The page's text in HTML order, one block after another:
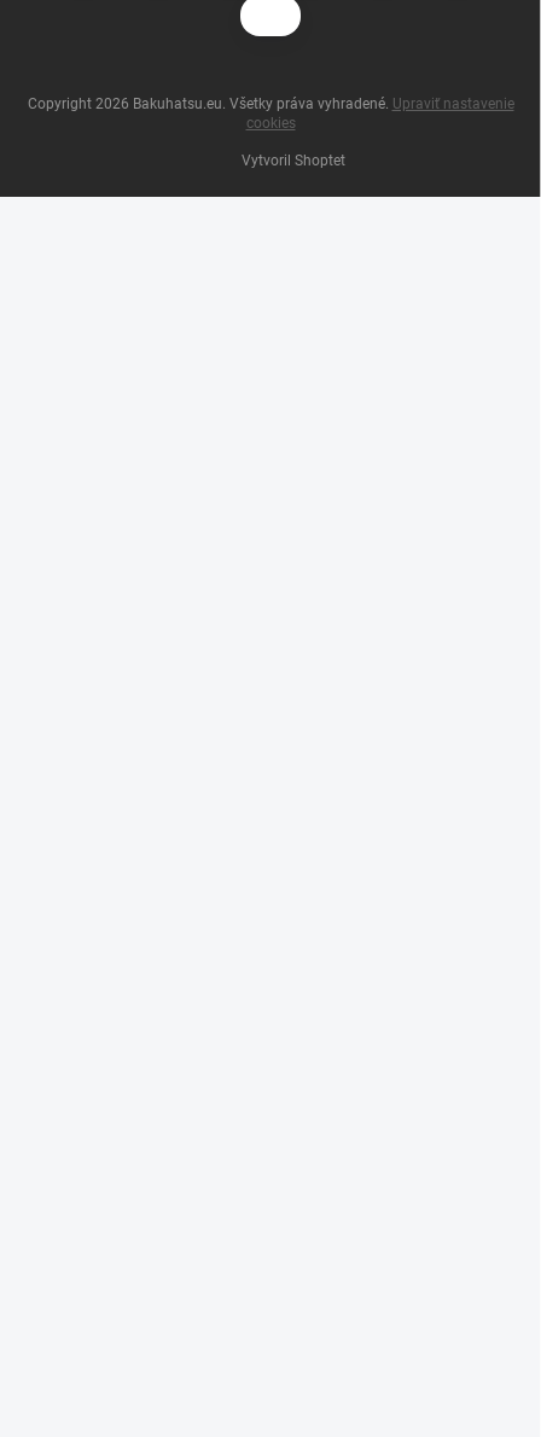
Vytvoril Shoptet
Copyright 2026 Bakuhatsu.eu. Všetky práva vyhradené. Upraviť nastavenie
cookies